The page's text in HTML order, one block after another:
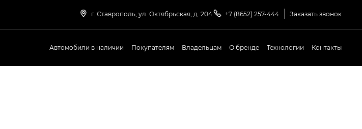
г. Ставрополь, ул. Октябрьская, д. 204 +7 (8652) 257-444 Заказать звонок
Автомобили в наличии Покупателям Владельцам О бренде Технологии Контакты